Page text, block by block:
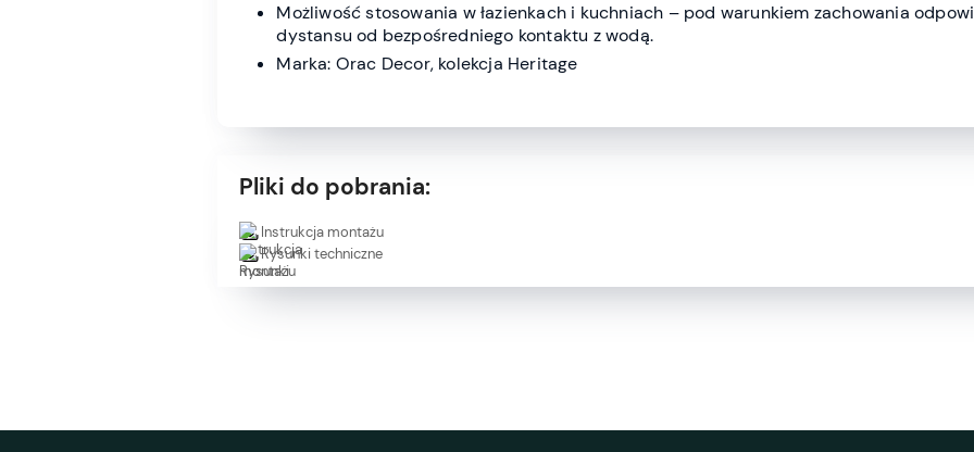
Możliwość stosowania w łazienkach i kuchniach – pod warunkiem zachowania
dystansu od bezpośredniego kontaktu z wodą.
Marka: Orac Decor, kolekcja Heritage
Pliki do pobrania:
Instrukcja montażu
Rysunki techniczne